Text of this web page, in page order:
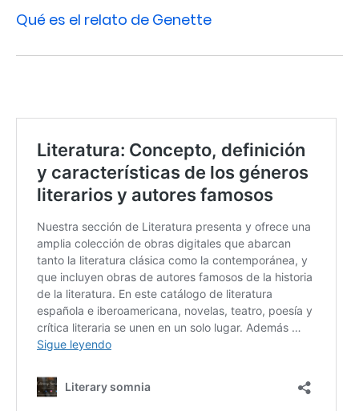
Qué es el relato de Genette